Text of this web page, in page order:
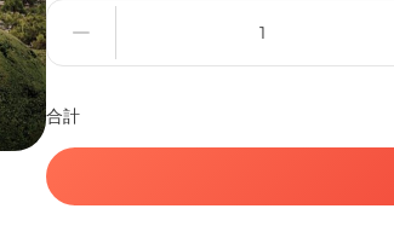
合計